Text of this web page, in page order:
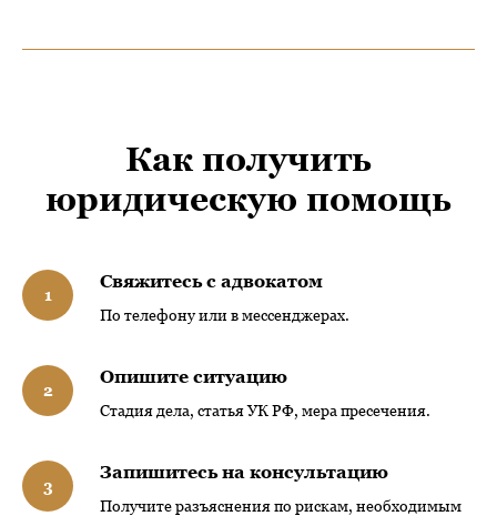
Как получить
юридическую помощь
Свяжитесь с адвокатом
По телефону или в мессенджерах.
Опишите ситуацию
Стадия дела, статья УК РФ, мера пресечения.
Запишитесь на консультацию
Получите разъяснения по рискам, необходимым